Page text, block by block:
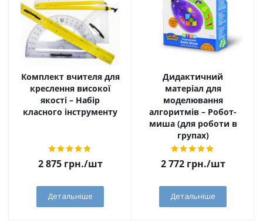
Комплект вчителя для
креслення високої
якості – Набір
класного інструменту
2 875грн./шт
Детальніше
Дидактичний
матеріал для
моделювання
алгоритмів – Робот-
миша (для роботи в
групах)
2 772грн./шт
Детальніше